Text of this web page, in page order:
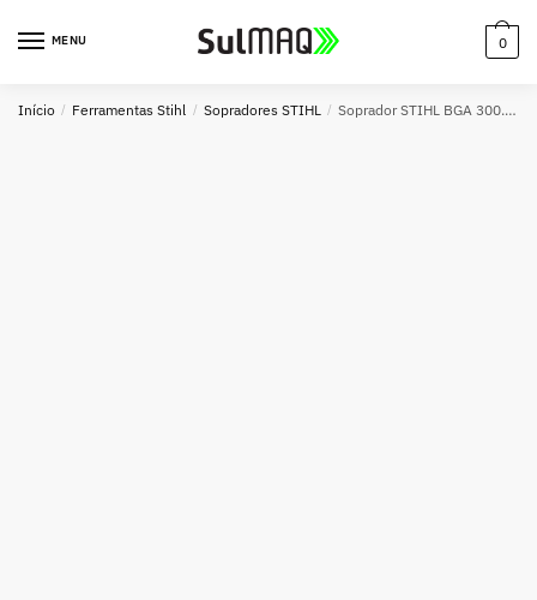
MENU 0
Início / Ferramentas Stihl / Sopradores STIHL / Soprador STIHL BGA 300.1 a Bateria – Potência Profissional e Baixo Ruído